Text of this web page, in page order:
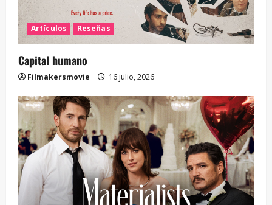
Artículos Reseñas
Capital humano
Filmakersmovie 16 julio, 2026